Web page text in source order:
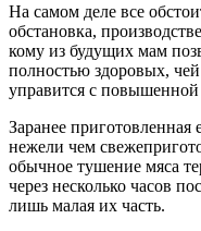
На самом деле все
обстановка,
кому из будущих мам
полностью здоровых,
управится с повышенной
Заранее приготовленная
нежели чем
обычное тушение мяса
через несколько часов
лишь малая их часть.